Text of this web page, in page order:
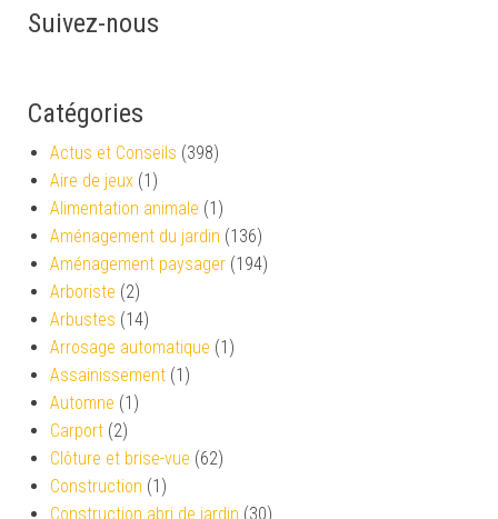
Suivez-nous
Catégories
Actus et Conseils (398)
Aire de jeux (1)
Alimentation animale (1)
Aménagement du jardin (136)
Aménagement paysager (194)
Arboriste (2)
Arbustes (14)
Arrosage automatique (1)
Assainissement (1)
Automne (1)
Carport (2)
Clôture et brise-vue (62)
Construction (1)
Construction abri de jardin (30)